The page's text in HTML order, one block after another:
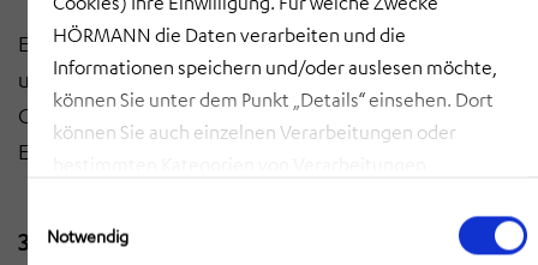
HÖRMANN die Daten verarbeiten und die
Informationen speichern und/oder auslesen möchte,
können Sie unter dem Punkt „Details“ einsehen. Dort
können Sie auch einzelnen Verarbeitungen oder
Sie ein, dass HÖRMANN alle der erläuterten
Notwendig
Entwicklung eines Fragebogens zur Integration
unterschiedlicher Managementlevel in digitale
Changeprozesse. Erfassung von Anforderungen,
Erwartungen und Hürden.
3D Laserscanning und Layoutmodellierung